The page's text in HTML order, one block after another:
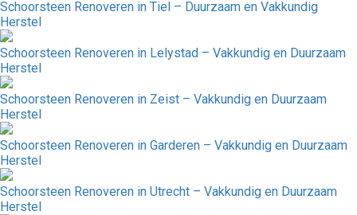
Schoorsteen Renoveren in Tiel – Duurzaam en Vakkundig
Herstel
Schoorsteen Renoveren in Lelystad – Vakkundig en Duurzaam
Herstel
Schoorsteen Renoveren in Zeist – Vakkundig en Duurzaam
Herstel
Schoorsteen Renoveren in Garderen – Vakkundig en Duurzaam
Herstel
Schoorsteen Renoveren in Utrecht – Vakkundig en Duurzaam
Herstel